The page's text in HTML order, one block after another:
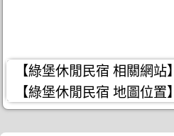
【綠堡休閒民宿 相關網站】
【綠堡休閒民宿 地圖位置】